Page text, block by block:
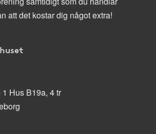
att det kostar dig något extra!
Hus B19a, 4 tr